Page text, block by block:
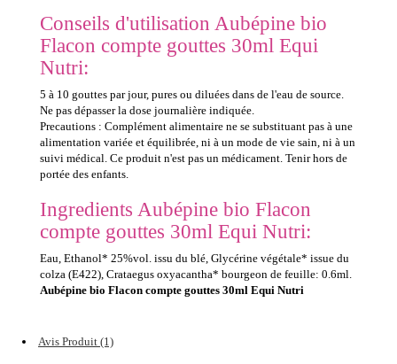
Conseils d'utilisation Aubépine bio
Flacon compte gouttes 30ml Equi
Nutri:
5 à 10 gouttes par jour, pures ou diluées dans de l'eau de source.
Ne pas dépasser la dose journalière indiquée.
Precautions : Complément alimentaire ne se substituant pas à une
alimentation variée et équilibrée, ni à un mode de vie sain, ni à un
suivi médical. Ce produit n'est pas un médicament. Tenir hors de
portée des enfants.
Ingredients Aubépine bio Flacon
compte gouttes 30ml Equi Nutri:
Eau, Ethanol* 25%vol. issu du blé, Glycérine végétale* issue du
colza (E422), Crataegus oxyacantha* bourgeon de feuille: 0.6ml.
Aubépine bio Flacon compte gouttes 30ml Equi Nutri
Avis Produit (1)